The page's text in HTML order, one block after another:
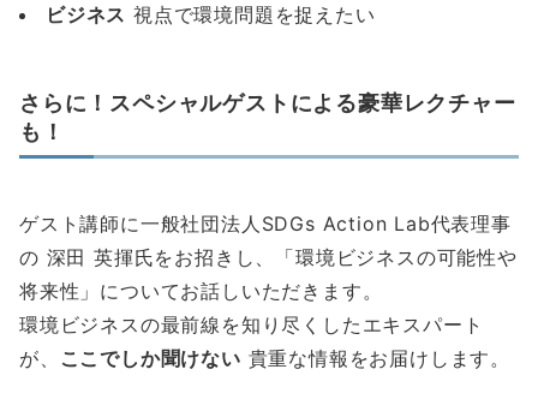
ビジネス 視点で環境問題を捉えたい
さらに！スペシャルゲストによる豪華レクチャー
も！
ゲスト講師に一般社団法人SDGs Action Lab代表理事
の 深田 英揮氏をお招きし、「環境ビジネスの可能性や
将来性」についてお話しいただきます。
環境ビジネスの最前線を知り尽くしたエキスパート
が、
ここでしか聞けない 貴重な情報をお届けします。